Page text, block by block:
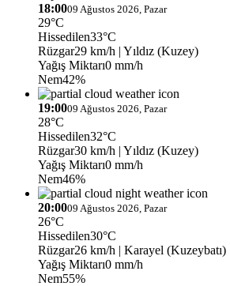
18:0009 Ağustos 2026, Pazar
29°C
Hissedilen33°C
Rüzgar29 km/h | Yıldız (Kuzey)
Yağış Miktarı0 mm/h
Nem42%
19:0009 Ağustos 2026, Pazar
28°C
Hissedilen32°C
Rüzgar30 km/h | Yıldız (Kuzey)
Yağış Miktarı0 mm/h
Nem46%
20:0009 Ağustos 2026, Pazar
26°C
Hissedilen30°C
Rüzgar26 km/h | Karayel (Kuzeybatı)
Yağış Miktarı0 mm/h
Nem55%